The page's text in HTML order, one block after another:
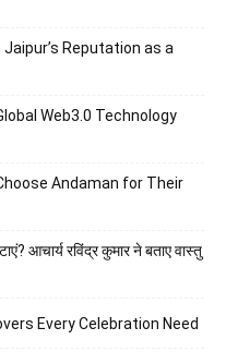
Reputation as a
Web3.0 Technology
Andaman for Their
आचार्य रविंद्र कुमार ने बताए वास्तु
Every Celebration Need